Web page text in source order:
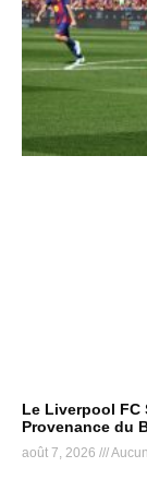
Le Liverpool FC
Provenance du
août 7, 2026